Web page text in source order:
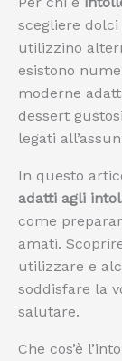
scegliere
utilizzino
esistono
moderne
dessert
legati
In questo
adatti agli
come
amati.
utilizzare e
soddisfare la
salutare.
Che cos’è